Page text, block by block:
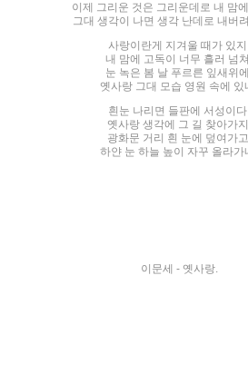
이제 그리운 것은 그리운데로 내 맘
그대 생각이 나면 생각 난데로 내버
사랑이란게 지겨울 때가 있지
내 맘에 고독이 너무 흘러 넘쳐
눈 녹은 봄 날 푸르른 잎새위에
옛사랑 그대 모습 영원 속에 있
흰눈 나리면 들판에 서성이다
옛사랑 생각에 그 길 찾아가지
광화문 거리 흰 눈에 덮여가고
하얀 눈 하늘 높이 자꾸 올라가
이문세 - 옛사랑.